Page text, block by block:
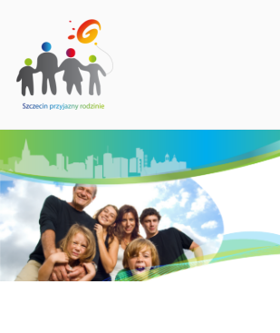
PRZEJDŹ DO TREŚCI